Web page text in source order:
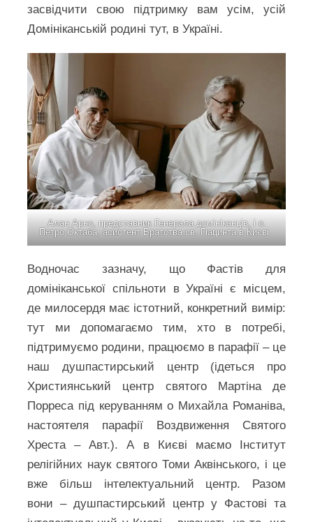
засвідчити свою підтримку вам усім, усій
Домініканській родині тут, в Україні.
Алан Арно, представник Генерала домініканців, і о.
Петро Октаба, асистент Братства св. Гіацинта в Києві
Водночас зазначу, що Фастів для
домініканської спільноти в Україні є місцем,
де милосердя має істотний, конкретний вимір:
тут ми допомагаємо тим, хто в потребі,
підтримуємо родини, працюємо в парафії – це
наш душпастирський центр (ідеться про
Християнський центр святого Мартіна де
Порреса під керуванням о Михайла Романіва,
настоятеля парафії Воздвиження Святого
Хреста – Авт.). А в Києві маємо Інститут
релігійних наук святого Томи Аквінського, і це
вже більш інтелектуальний центр. Разом
вони – душпастирський центр у Фастові та